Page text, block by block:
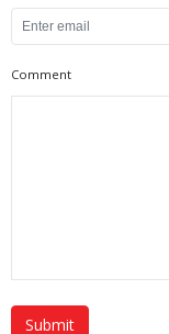
Comment